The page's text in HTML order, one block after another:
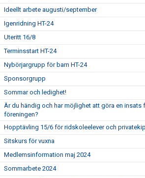
Ideellt arbete augusti/september
Igenridning HT-24
Uteritt 16/8
Terminsstart HT-24
Nybörjargrupp för barn HT-24
Sponsorgrupp
Sommar och ledighet!
Är du händig och har möjlighet att göra en insats
föreningen?
Hopptävling 15/6 för ridskoleelever och
Sitskurs för vuxna
Medlemsinformation maj 2024
Sommarbete 2024